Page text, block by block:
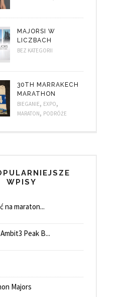
MAJORSI W
LICZBACH
BEZ KATEGORII
30TH MARRAKECH
MARATHON
BIEGANIE, EXPO,
MARATON, PODRÓŻE
WPISY
na maraton...
Peak B...
Majors